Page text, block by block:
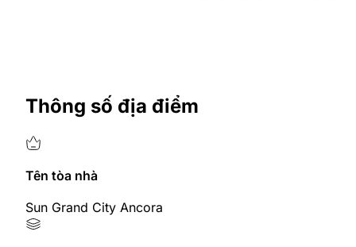
Thông số địa điểm
Tên tòa nhà
Sun Grand City Ancora